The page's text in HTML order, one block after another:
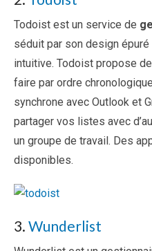
Todoist est un service de
séduit par son design
intuitive. Todoist propose
faire par ordre
synchrone avec Outlook et
partager vos listes avec
un groupe de travail. Des
disponibles.
3. Wunderlist